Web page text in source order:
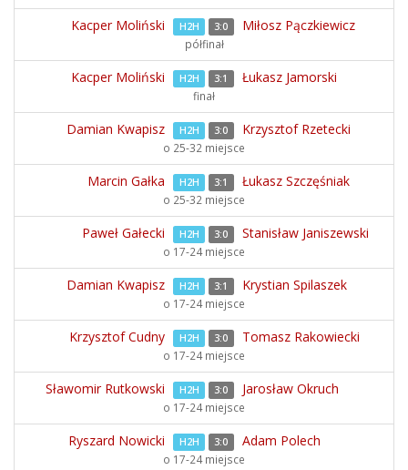
Kacper Moliński H2H 3:0 Miłosz Pączkiewicz
półfinał
Kacper Moliński H2H 3:1 Łukasz Jamorski
finał
Damian Kwapisz H2H 3:0 Krzysztof Rzetecki
o 25-32 miejsce
Marcin Gałka H2H 3:1 Łukasz Szczęśniak
o 25-32 miejsce
Paweł Gałecki H2H 3:0 Stanisław Janiszewski
o 17-24 miejsce
Damian Kwapisz H2H 3:1 Krystian Spilaszek
o 17-24 miejsce
Krzysztof Cudny H2H 3:0 Tomasz Rakowiecki
o 17-24 miejsce
Sławomir Rutkowski H2H 3:0 Jarosław Okruch
o 17-24 miejsce
Ryszard Nowicki H2H 3:0 Adam Polech
o 17-24 miejsce